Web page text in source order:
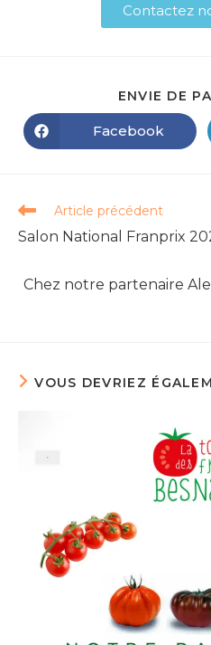
Contactez
ENVIE DE
Facebook
Article précédent
Salon National Franprix
Chez notre partenaire
VOUS DEVRIEZ